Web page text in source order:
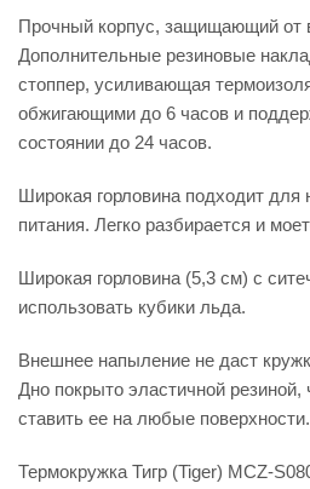
Прочный корпус, защищающий от
Дополнительные резиновые
стоппер, усиливающая
обжигающими до 6 часов и
состоянии до 24 часов.
Широкая горловина подходит для
питания. Легко разбирается и
Широкая горловина (5,3 см) с
использовать кубики льда.
Внешнее напыление не даст
Дно покрыто эластичной
ставить ее на любые поверхности.
Термокружка Тигр (Tiger) MCZ-